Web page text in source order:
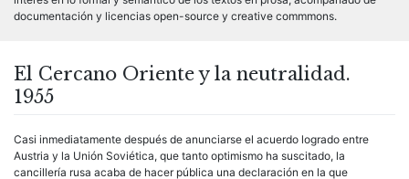
documentación y licencias open-source y creative commmons.
El Cercano Oriente y la neutralidad.
1955
Casi inmediatamente después de anunciarse el acuerdo logrado entre
Austria y la Unión Soviética, que tanto optimismo ha suscitado, la
cancillería rusa acaba de hacer pública una declaración en la que